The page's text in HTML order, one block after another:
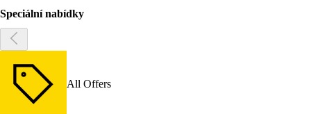
Speciální nabídky
All Offers